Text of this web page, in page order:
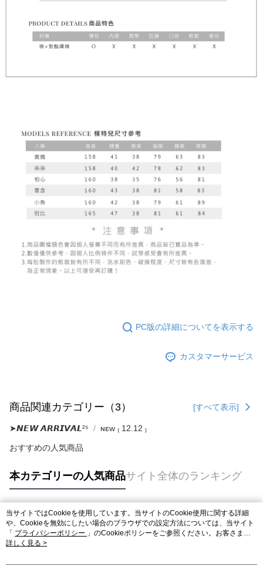
PC版の詳細についてを表示する
カスタマーサービス
商品関連カテゴリー（3） [すべて表示]
➤𝙉𝙀𝙒 𝘼𝙍𝙍𝙄𝙑𝘼𝙇²⁵ ɴᴇᴡ ₍ 12.12 ₎
おすすめの人気商品
本カテゴリーの人気商品サイト全体のランキング
人気タグ
当サイトではCookieを使用しています。当サイトのCookie使用に関する詳細
や、Cookieを無効にしたい場合のブラウザでの設定方法については、当サイト
「 プライバシーポリシー 」のCookieポリシーをご参照ください。お客さま
が、当サイトを引き続き使用される場合、当社がサイト利用規約のCookieポリ
詳しく見る >